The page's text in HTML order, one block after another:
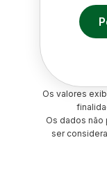
Os valores
Os dados
ser